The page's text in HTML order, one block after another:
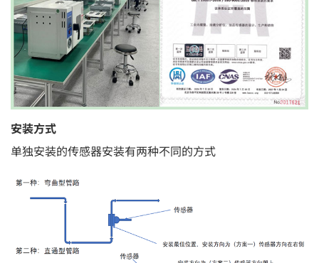
安装方式
单独安装的传感器安装有两种不同的方式